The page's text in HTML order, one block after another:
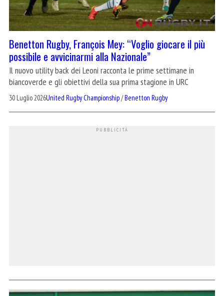
Benetton Rugby, François Mey: “Voglio giocare il più
possibile e avvicinarmi alla Nazionale”
Il nuovo utility back dei Leoni racconta le prime settimane in
biancoverde e gli obiettivi della sua prima stagione in URC
30 Luglio 2026United Rugby Championship/Benetton Rugby